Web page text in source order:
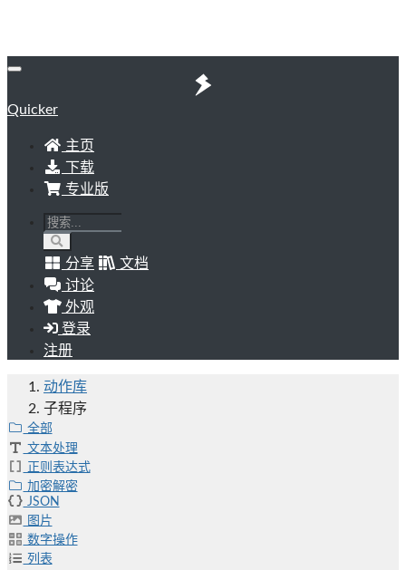
Quicker
主页
下载
专业版
分享
文档
讨论
外观
登录
注册
动作库
子程序
全部
文本处理
正则表达式
加密解密
JSON
图片
数字操作
列表